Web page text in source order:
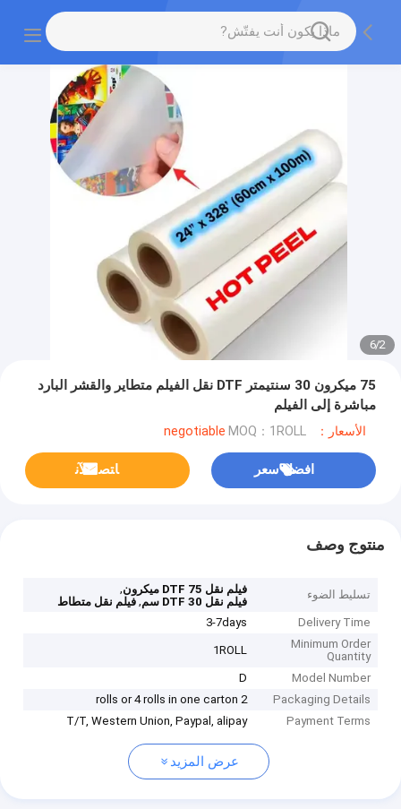
2
/
6
75 ميكرون 30 سنتيمتر DTF نقل الفيلم متطاير والقشر البارد
مباشرة إلى الفيلم
الأسعار：negotiable MOQ：1ROLL
افضل سعر ﺎﺘﺼﻟ ﺍﻶﻧ
منتوج وصف
تسليط الضوء فيلم نقل DTF 75 ميكرون
,
فيلم نقل DTF 30 سم
,فيلم نقل متطاط
Delivery Time
3-7days
Minimum Order
Quantity
1ROLL
Model Number
D
Packaging Details
2 rolls or 4 rolls in one carton
Payment Terms
T/T, Western Union, Paypal, alipay
عرض المزيد